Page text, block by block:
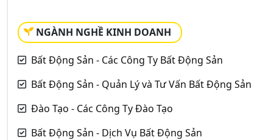
NGÀNH NGHỀ KINH DOANH
Bất Động Sản - Các Công Ty Bất Động Sản
Bất Động Sản - Quản Lý và Tư Vấn Bất Động Sản
Đào Tạo - Các Công Ty Đào Tạo
Bất Động Sản - Dịch Vụ Bất Động Sản